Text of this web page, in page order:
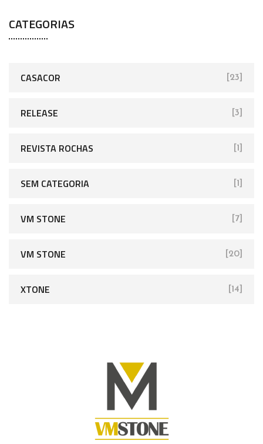
CATEGORIAS
CASACOR [23]
RELEASE [3]
REVISTA ROCHAS [1]
SEM CATEGORIA [1]
VM STONE [7]
VM STONE [20]
XTONE [14]